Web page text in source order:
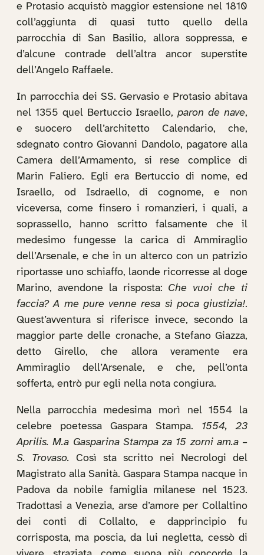
e Protasio acquistò maggior estensione nel 1810
coll’aggiunta di quasi tutto quello della
parrocchia di San Basilio, allora soppressa, e
d’alcune contrade dell’altra ancor superstite
dell’Angelo Raffaele.
In parrocchia dei SS. Gervasio e Protasio abitava
nel 1355 quel Bertuccio Israello,paron de nave,
e suocero dell’architetto Calendario, che,
sdegnato contro Giovanni Dandolo, pagatore alla
Camera dell’Armamento, si rese complice di
Marin Faliero. Egli era Bertuccio di nome, ed
Israello, od Isdraello, di cognome, e non
viceversa, come finsero i romanzieri, i quali, a
soprassello, hanno scritto falsamente che il
medesimo fungesse la carica di Ammiraglio
dell’Arsenale, e che in un alterco con un patrizio
riportasse uno schiaffo, laonde ricorresse al doge
Marino, avendone la risposta: Che vuoi che ti
faccia? A me pure venne resa sì poca giustizia!.
Quest’avventura si riferisce invece, secondo la
maggior parte delle cronache, a Stefano Giazza,
detto Girello, che allora veramente era
Ammiraglio dell’Arsenale, e che, pell’onta
sofferta, entrò pur egli nella nota congiura.
Nella parrocchia medesima morì nel 1554 la
celebre poetessa Gaspara Stampa. 1554, 23
Aprilis. M.a Gasparina Stampa za 15 zorni am.a –
S. Trovaso. Così sta scritto nei Necrologi del
Magistrato alla Sanità. Gaspara Stampa nacque in
Padova da nobile famiglia milanese nel 1523.
Tradottasi a Venezia, arse d’amore per Collaltino
dei conti di Collalto, e dapprincipio fu
corrisposta, ma poscia, da lui negletta, cessò di